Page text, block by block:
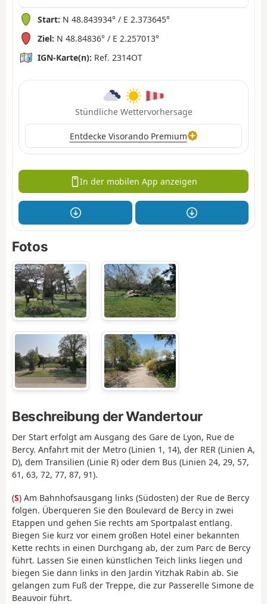
Start: N 48.843934° / E 2.373645°
Ziel: N 48.84836° / E 2.257013°
IGN-Karte(n): Ref. 2314OT
Stündliche Wettervorhersage
Entdecke Visorando Premium
In der mobilen App anzeigen
Fotos
Beschreibung der Wandertour
Der Start erfolgt am Ausgang des Gare de Lyon, Rue de
Bercy. Anfahrt mit der Metro (Linien 1, 14), der RER (Linien A,
D), dem Transilien (Linie R) oder dem Bus (Linien 24, 29, 57,
61, 63, 72, 77, 87, 91).
(S) Am Bahnhofsausgang links (Südosten) der Rue de Bercy
folgen. Überqueren Sie den Boulevard de Bercy in zwei
Etappen und gehen Sie rechts am Sportpalast entlang.
Biegen Sie kurz vor einem großen Hotel einer bekannten
Kette rechts in einen Durchgang ab, der zum Parc de Bercy
führt. Lassen Sie einen künstlichen Teich links liegen und
biegen Sie dann links in den Jardin Yitzhak Rabin ab. Sie
gelangen zum Fuß der Treppe, die zur Passerelle Simone de
Beauvoir führt.